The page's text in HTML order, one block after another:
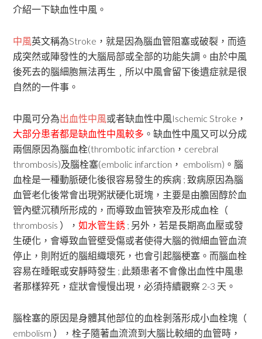
介紹一下缺血性中風。
中風英文稱為Stroke，就是因為腦血管阻塞或破裂，而造
成突然或陣發性的大腦局部或全部的功能失調。由於中風
後死去的腦細胞無法再生﹐所以中風會留下後遺症就是很
自然的一件事。
中風可分為出血性中風或者缺血性中風Ischemic Stroke，
大部分患者都是缺血性中風較多 。缺血性中風又可以分成
兩個原因為腦血栓(thrombotic infarction，cerebral
thrombosis)及腦栓塞(embolic infarction， embolism)。腦
血栓是一種動脈硬化後很容易發生的疾病 ; 致病原因為腦
血管老化後常會出現粥狀硬化斑塊，主要是由膽固醇於血
管內壁沉積所形成的，而導致血管狹窄及形成血栓（
thrombosis ），如水管生銹 ; 另外，若是長期高血壓或發
生硬化，會導致血管壁受傷或者使得大腦的微細血管血流
停止，則附近的腦組織壞死，也會引起腦梗塞。而腦血栓
容易在睡眠或安靜時發生 ; 此類患者不會像出血性中風患
者那樣猝死，症狀會慢慢出現，必須持續觀察 2-3 天。
腦栓塞的原因是身體其他部位的血栓剝落形成小血栓塊（
embolism ），栓子隨著血流流到大腦比較細的血管時，